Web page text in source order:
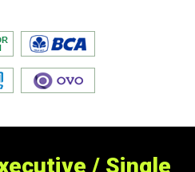
/ Single